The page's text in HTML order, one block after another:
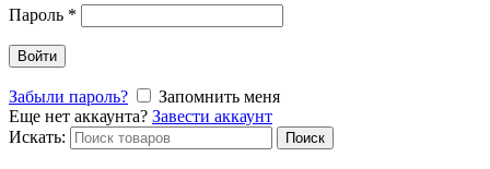
Пароль *
Войти
Забыли пароль?
Запомнить меня
Еще нет аккаунта? Завести аккаунт
Искать:
Поиск